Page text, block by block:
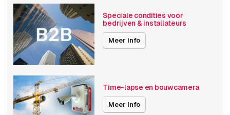
Toegangscontrole Deurstation
Toepassing bij
branche
Zorg
Publicatiedatum
Speciale condities voor
bedrijven & installateurs
Meer info
Time-lapse en bouwcamera
Meer info